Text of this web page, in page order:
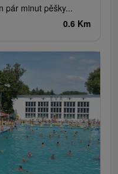
pár minut pěšky...
0.6 Km